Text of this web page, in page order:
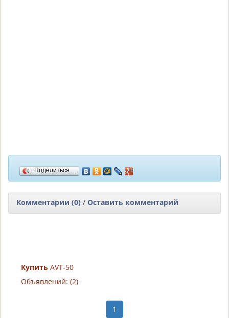
Поделиться…
Комментарии (0) / Оставить комментарий
Купить AVT-50
Объявлений: (2)
1